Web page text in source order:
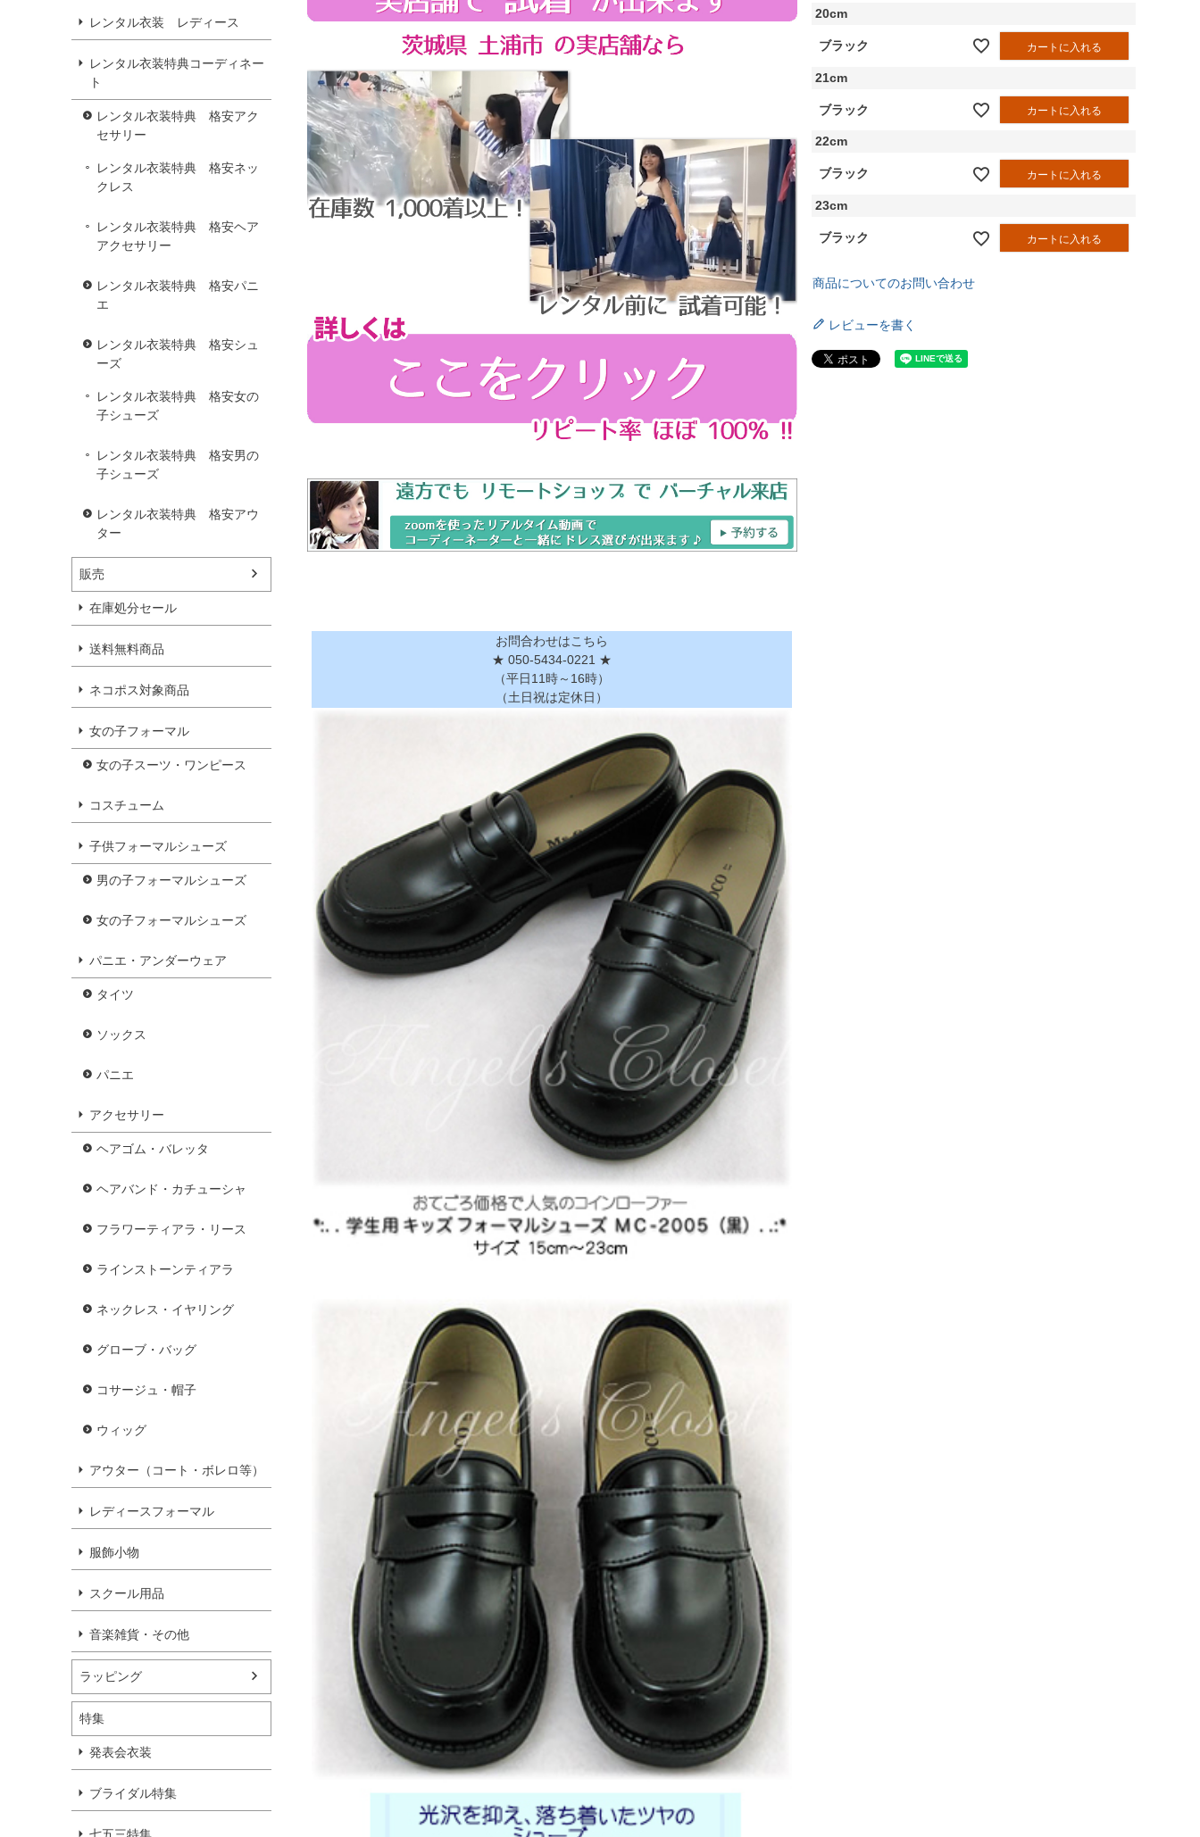
レンタル衣装 レディース
レンタル衣装特典コーディネー
ト
レンタル衣装特典 格安アク
セサリー
レンタル衣装特典 格安ネッ
クレス
レンタル衣装特典 格安ヘア
アクセサリー
レンタル衣装特典 格安パニ
エ
レンタル衣装特典 格安シュ
ーズ
レンタル衣装特典 格安女の
子シューズ
レンタル衣装特典 格安男の
子シューズ
レンタル衣装特典 格安アウ
ター
販売
在庫処分セール
送料無料商品
ネコポス対象商品
女の子フォーマル
女の子スーツ・ワンピース
コスチューム
子供フォーマルシューズ
男の子フォーマルシューズ
女の子フォーマルシューズ
パニエ・アンダーウェア
タイツ
ソックス
パニエ
アクセサリー
ヘアゴム・バレッタ
ヘアバンド・カチューシャ
フラワーティアラ・リース
ラインストーンティアラ
ネックレス・イヤリング
グローブ・バッグ
コサージュ・帽子
ウィッグ
アウター（コート・ボレロ等）
レディースフォーマル
服飾小物
スクール用品
音楽雑貨・その他
ラッピング
特集
発表会衣装
ブライダル特集
お問合わせはこちら
★ 050-5434-0221 ★
（平日11時～16時）
（土日祝は定休日）
20cm
ブラック カートに入れる
21cm
ブラック カートに入れる
22cm
ブラック カートに入れる
23cm
ブラック カートに入れる
商品についてのお問い合わせ
レビューを書く